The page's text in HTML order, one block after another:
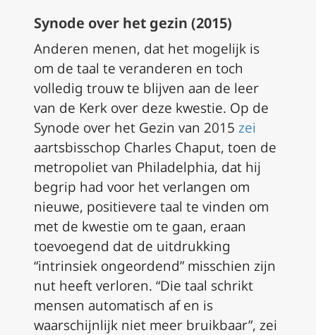
Synode over het gezin (2015)
Anderen menen, dat het mogelijk is
om de taal te veranderen en toch
volledig trouw te blijven aan de leer
van de Kerk over deze kwestie. Op de
Synode over het Gezin van 2015 zei
aartsbisschop Charles Chaput, toen de
metropoliet van Philadelphia, dat hij
begrip had voor het verlangen om
nieuwe, positievere taal te vinden om
met de kwestie om te gaan, eraan
toevoegend dat de uitdrukking
“intrinsiek ongeordend” misschien zijn
nut heeft verloren. “Die taal schrikt
mensen automatisch af en is
waarschijnlijk niet meer bruikbaar”, zei